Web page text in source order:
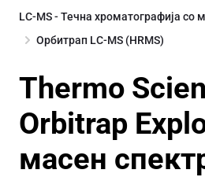
LC-MS - Течна хроматографија со
Орбитрап LC-MS (HRMS)
Thermo
Orbitrap
масен